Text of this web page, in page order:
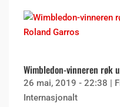
Wimbledon-vinneren røk
26 mai, 2019 - 22:38 |
Internasjonalt